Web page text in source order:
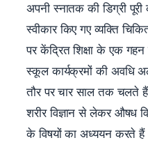
अपनी स्नातक की डिग्री
स्वीकार किए गए व्यक्ति
पर केंद्रित शिक्षा के एक
स्कूल कार्यक्रमों की अवधि
तौर पर चार साल तक चलते
शरीर विज्ञान से लेकर औषध
के विषयों का अध्ययन करते